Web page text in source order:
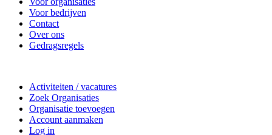
Voor bedrijven
Contact
Over ons
Gedragsregels
Activiteiten / vacatures
Zoek Organisaties
Organisatie toevoegen
Account aanmaken
Log in